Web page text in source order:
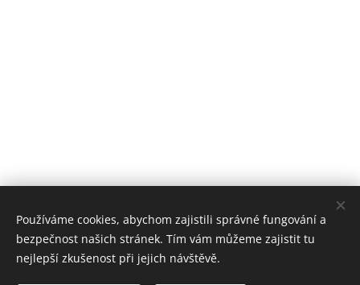
Používáme cookies, abychom zajistili správné fungování a
bezpečnost našich stránek. Tím vám můžeme zajistit tu
nejlepší zkušenost při jejich návštěvě.